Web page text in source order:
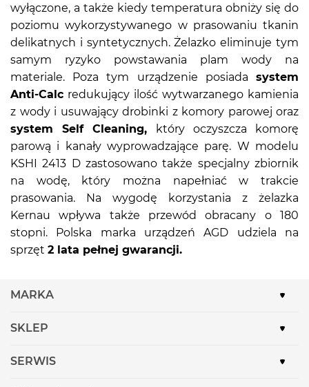
wyłączone, a także kiedy temperatura obniży się do
poziomu wykorzystywanego w prasowaniu tkanin
delikatnych i syntetycznych. Żelazko eliminuje tym
samym ryzyko powstawania plam wody na
materiale. Poza tym urządzenie posiada system
Anti-Calc redukujący ilość wytwarzanego kamienia
z wody i usuwający drobinki z komory parowej oraz
system Self Cleaning, który oczyszcza komorę
parową i kanały wyprowadzające parę. W modelu
KSHI 2413 D zastosowano także specjalny zbiornik
na wodę, który można napełniać w trakcie
prasowania. Na wygodę korzystania z żelazka
Kernau wpływa także przewód obracany o 180
stopni. Polska marka urządzeń AGD udziela na
sprzęt 2 lata pełnej gwarancji.
MARKA
SKLEP
SERWIS